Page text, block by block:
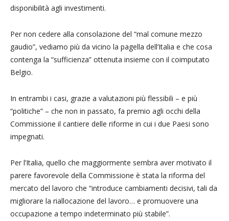
disponibilità agli investimenti.
Per non cedere alla consolazione del “mal comune mezzo
gaudio”, vediamo più da vicino la pagella dell’Italia e che cosa
contenga la “sufficienza” ottenuta insieme con il coimputato
Belgio.
In entrambi i casi, grazie a valutazioni più flessibili – e più
“politiche” – che non in passato, fa premio agli occhi della
Commissione il cantiere delle riforme in cui i due Paesi sono
impegnati.
Per l’Italia, quello che maggiormente sembra aver motivato il
parere favorevole della Commissione è stata la riforma del
mercato del lavoro che “introduce cambiamenti decisivi, tali da
migliorare la riallocazione del lavoro… e promuovere una
occupazione a tempo indeterminato più stabile”.